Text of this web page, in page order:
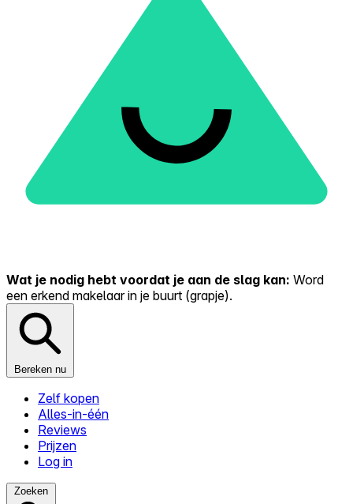
Wat je nodig hebt voordat je aan de slag kan: Word
een erkend makelaar in je buurt (grapje).
Bereken nu
Zelf kopen
Alles-in-één
Reviews
Prijzen
Log in
Zoeken